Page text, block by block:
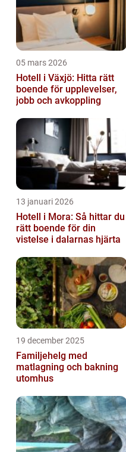
05 mars 2026
Hotell i Växjö: Hitta rätt
boende för upplevelser,
jobb och avkoppling
13 januari 2026
Hotell i Mora: Så hittar du
rätt boende för din
vistelse i dalarnas hjärta
19 december 2025
Familjehelg med
matlagning och bakning
utomhus